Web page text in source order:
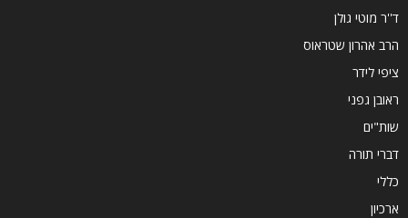
ד''ר מוטי גולן
הרב אהרון שטראוס
ציפי לידר
ראובן גפני
שות"ים
דברי תורה
כללי
ארכיון